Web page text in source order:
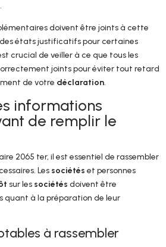
.
doivent être joints à cette
états justificatifs pour certaines
crucial de veiller à ce que tous les
joints pour éviter tout retard
de votre déclaration.
informations
de remplir le
2065 ter, il est essentiel de rassembler
Les sociétés et personnes
sur les sociétés doivent être
quant à la préparation de leur
à rassembler